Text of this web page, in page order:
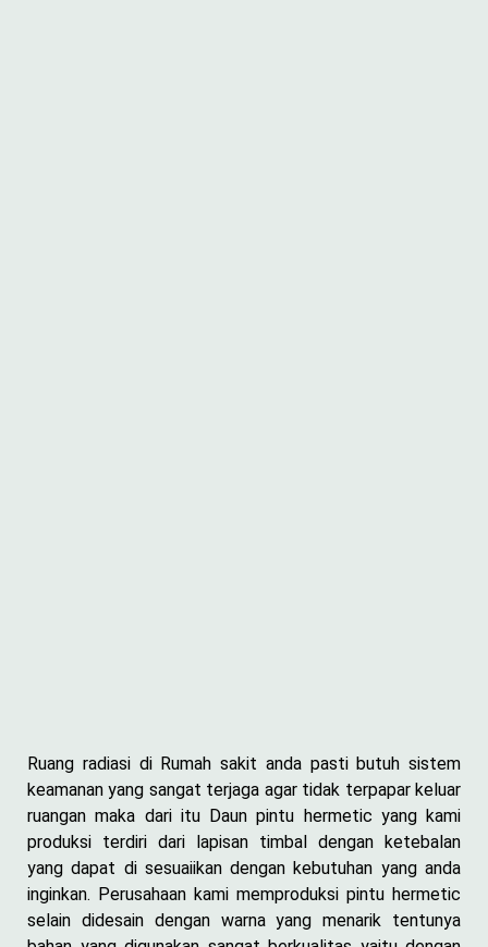
Ruang radiasi di Rumah sakit anda pasti butuh sistem
keamanan yang sangat terjaga agar tidak terpapar keluar
ruangan maka dari itu Daun pintu hermetic yang kami
produksi terdiri dari lapisan timbal dengan ketebalan
yang dapat di sesuaiikan dengan kebutuhan yang anda
inginkan. Perusahaan kami memproduksi pintu hermetic
selain didesain dengan warna yang menarik tentunya